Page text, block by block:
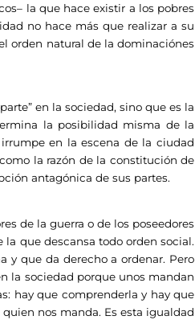
la que hace existir a los pobres
no hace más que realizar a su
orden natural de la dominaciónes
en la sociedad, sino que es la
la posibilidad misma de la
en la escena de la ciudad
la razón de la constitución de
antagónica de sus partes.
de la guerra o de los poseedores
que descansa todo orden social.
y que da derecho a ordenar. Pero
la sociedad porque unos mandan
hay que comprenderla y hay que
nos manda. Es esta igualdad